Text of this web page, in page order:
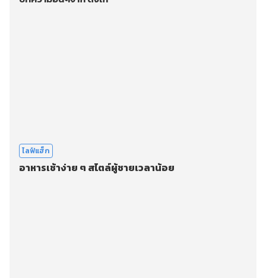
ไลฟ์แฮ็ก
อาหารเช้าง่าย ๆ สไตล์ผู้ชายเวลาน้อย